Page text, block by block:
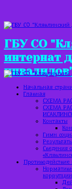
ГБУ СО
интернат
Начальная
Главная
СХЕМА
СХЕМА
Контакты
Гимн
Сведения
коррупции